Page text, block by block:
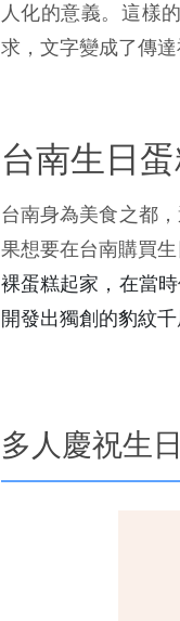
人化的意義。這樣
求，文字變成了傳達
台南生日
台南身為美食之都
果想要在台南購買
裸蛋糕起家，在當
開發出獨創的豹紋
多人慶祝生